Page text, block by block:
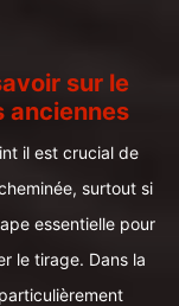
sur le
anciennes
il est crucial de
surtout si
essentielle pour
le tirage. Dans la